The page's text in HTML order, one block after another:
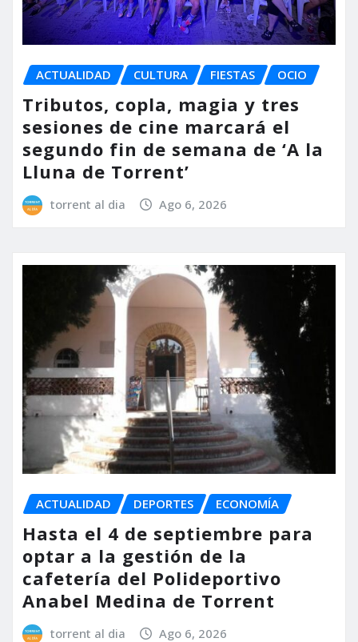
ACTUALIDAD CULTURA FIESTAS OCIO
Tributos, copla, magia y tres
sesiones de cine marcará el
segundo fin de semana de ‘A la
Lluna de Torrent’
torrent al dia Ago 6, 2026
ACTUALIDAD DEPORTES ECONOMÍA
Hasta el 4 de septiembre para
optar a la gestión de la
cafetería del Polideportivo
Anabel Medina de Torrent
torrent al dia Ago 6, 2026